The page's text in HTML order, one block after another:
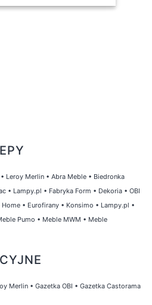
• Leroy Merlin • Abra Meble • Biedronka
• Lampy.pl • Fabryka Form • Dekoria • OBI
Home • Eurofirany • Konsimo • Lampy.pl •
Pumo • Meble MWM • Meble
Merlin • Gazetka OBI • Gazetka Castorama